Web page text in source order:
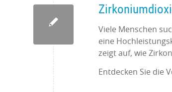
Viele Menschen
eine
zeigt auf, wie
Entdecken Sie die